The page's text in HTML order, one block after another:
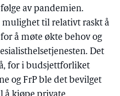
av pandemien.
mulighet til relativt raskt å
å møte økte behov og
Det
for i budsjettforliket
og FrP ble det bevilget